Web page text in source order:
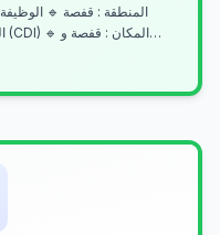
القطاع : النقل واللوجستيك 🔹 نوع العقد: دائم (CDI) 🔹 المكان : قفصة و…